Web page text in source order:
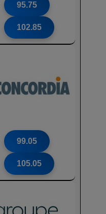
95.75
102.85
99.05
105.05